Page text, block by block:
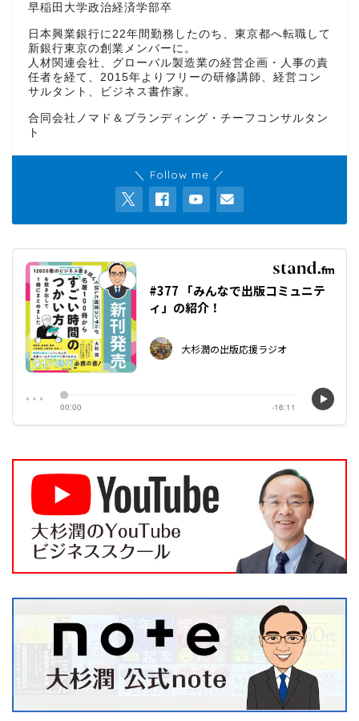
早稲田大学政治経済学部卒
日本興業銀行に22年間勤務したのち、東京都へ転職して
新銀行東京の創業メンバーに。
人材関連会社、グローバル製造業の経営企画・人事の責
任者を経て、2015年よりフリーの研修講師、経営コン
サルタント、ビジネス書作家。
合同会社ノマド＆ブランディング・チーフコンサルタン
ト
＼ Follow me ／